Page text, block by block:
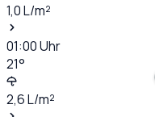
1,0L/m²
01:00Uhr
21°
2,6L/m²